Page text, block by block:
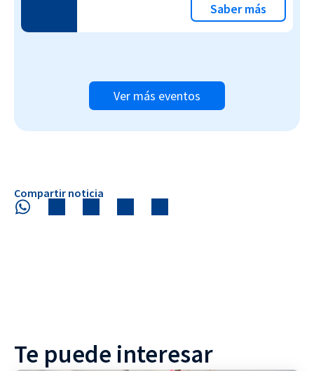
Saber más
Ver más eventos
Compartir noticia
Te puede interesar